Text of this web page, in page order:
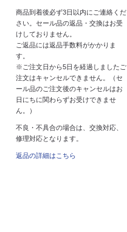
商品到着後必ず3日以内にご連絡くだ
さい。セール品の返品・交換はお受
けしておりません。
ご返品には返品手数料がかかりま
す。
※ご注文日から5日を経過しましたご
注文はキャンセルできません。（セ
ール品のご注文後のキャンセルはお
日にちに関わらずお受けできませ
ん。）
不良・不具合の場合は、交換対応、
修理対応となります。
返品の詳細はこちら